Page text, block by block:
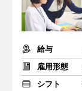
給与
雇用形態
シフト